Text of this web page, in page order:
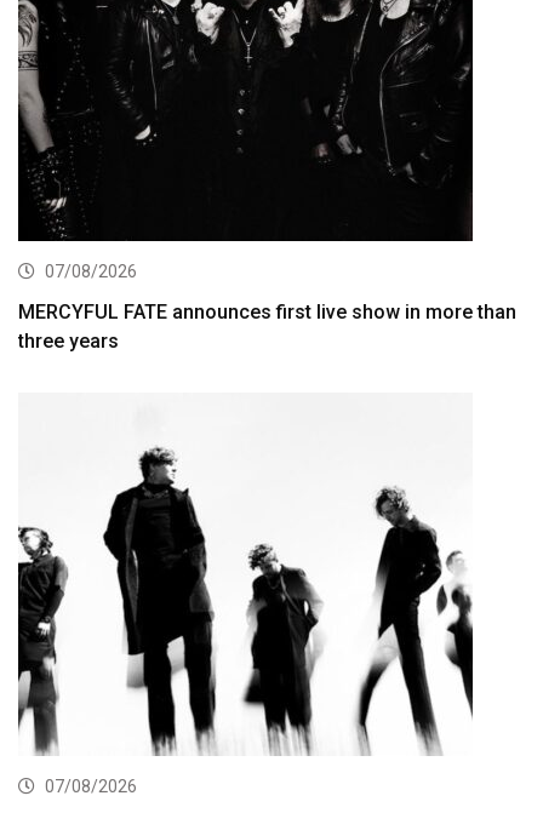
07/08/2026
MERCYFUL FATE announces first live show in more than
three years
07/08/2026